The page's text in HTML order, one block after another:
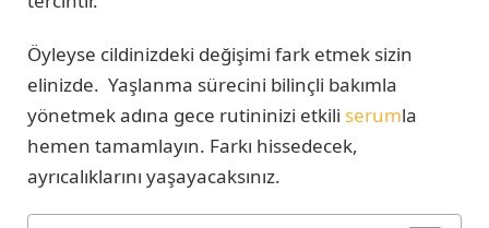
Öyleyse cildinizdeki değişimi fark etmek sizin
elinizde. Yaşlanma sürecini bilinçli bakımla
yönetmek adına gece rutininizi etkili serumla
hemen tamamlayın. Farkı hissedecek,
ayrıcalıklarını yaşayacaksınız.